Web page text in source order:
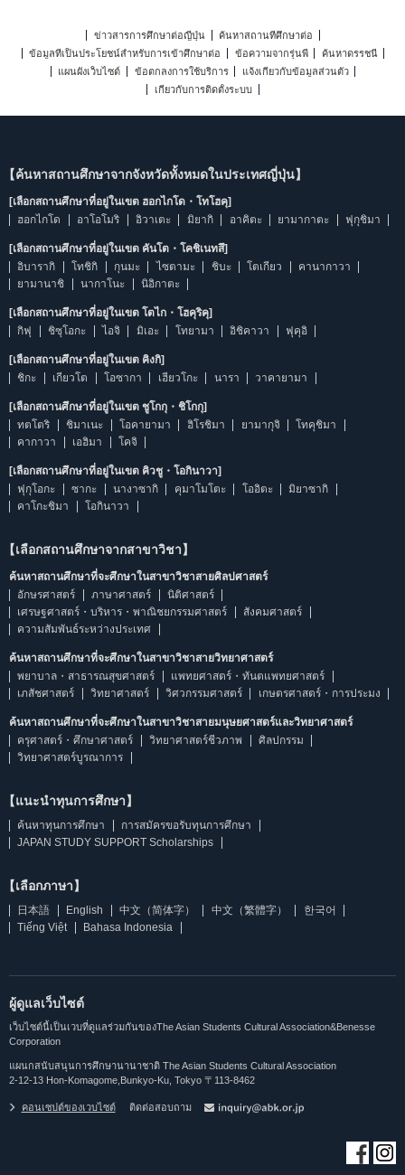
ข่าวสารการศึกษาต่อญี่ปุ่น
ค้นหาสถานที่ศึกษาต่อ
ข้อมูลที่เป็นประโยชน์สำหรับการเข้าศึกษาต่อ
ข้อความจากรุ่นพี่
ค้นหาดรรชนี
แผนผังเว็บไซต์
ข้อตกลงการใช้บริการ
แจ้งเกี่ยวกับข้อมูลส่วนตัว
เกี่ยวกับการติดตั้งระบบ
【ค้นหาสถานศึกษาจากจังหวัดทั้งหมดในประเทศญี่ปุ่น】
[เลือกสถานศึกษาที่อยู่ในเขต ฮอกไกโด・โทโฮคุ]
ฮอกไกโด
อาโอโมริ อิวาเตะ มิยากิ อาคิตะ ยามากาตะ ฟุกุชิมา
[เลือกสถานศึกษาที่อยู่ในเขต คันโต・โคชิเนทสึ]
อิบารากิ
โทชิกิ กุนมะ ไซตามะ ชิบะ โตเกียว
คานากาวา
ยามานาชิ
นากาโนะ นิอิกาตะ
[เลือกสถานศึกษาที่อยู่ในเขต โตไก・โฮคุริคุ]
กิฟุ
ชิซุโอกะ ไอจิ มิเอะ โทยามา อิชิคาวา ฟุคุอิ
[เลือกสถานศึกษาที่อยู่ในเขต คิงกิ]
ชิกะ
เกียวโต โอซากา เฮียวโกะ นารา วาคายามา
[เลือกสถานศึกษาที่อยู่ในเขต ชูโกกุ・ชิโกกุ]
ทตโตริ
ชิมาเนะ โอคายามา ฮิโรชิมา ยามากุจิ
โทคุชิมา
คากาวา
เอฮิมา โคจิ
[เลือกสถานศึกษาที่อยู่ในเขต คิวชู・โอกินาวา]
ฟุกุโอกะ
ซากะ นางาซากิ คุมาโมโตะ โออิตะ
มิยาซากิ
คาโกะชิมา
โอกินาวา
【เลือกสถานศึกษาจากสาขาวิชา】
ค้นหาสถานศึกษาที่จะศึกษาในสาขาวิชาสายศิลปศาสตร์
อักษรศาสตร์
ภาษาศาสตร์
นิติศาสตร์
เศรษฐศาสตร์・บริหาร・พาณิชยกรรมศาสตร์
สังคมศาสตร์
ความสัมพันธ์ระหว่างประเทศ
ค้นหาสถานศึกษาที่จะศึกษาในสาขาวิชาสายวิทยาศาสตร์
พยาบาล・สาธารณสุขศาสตร์
แพทยศาสตร์・ทันตแพทยศาสตร์
เภสัชศาสตร์
วิทยาศาสตร์ วิศวกรรมศาสตร์ เกษตรศาสตร์・การประมง
ค้นหาสถานศึกษาที่จะศึกษาในสาขาวิชาสายมนุษยศาสตร์และวิทยาศาสตร์
ครุศาสตร์・ศึกษาศาสตร์
วิทยาศาสตร์ชีวภาพ
ศิลปกรรม
วิทยาศาสตร์บูรณาการ
【แนะนำทุนการศึกษา】
ค้นหาทุนการศึกษา
การสมัครขอรับทุนการศึกษา
JAPAN STUDY SUPPORT Scholarships
【เลือกภาษา】
日本語 English 中文（简体字） 中文（繁體字）
한국어
Tiếng Việt
Bahasa Indonesia
ผู้ดูแลเว็บไซต์
เว็บไซต์นี้เป็นเวบที่ดูแลร่วมกันของThe Asian Students Cultural Association&Benesse
Corporation
แผนกสนับสนุนการศึกษานานาชาติ The Asian Students Cultural Association
2-12-13 Hon-Komagome,Bunkyo-Ku, Tokyo 〒113-8462
คอนเซปต์ของเวบไซต์ ติดต่อสอบถาม